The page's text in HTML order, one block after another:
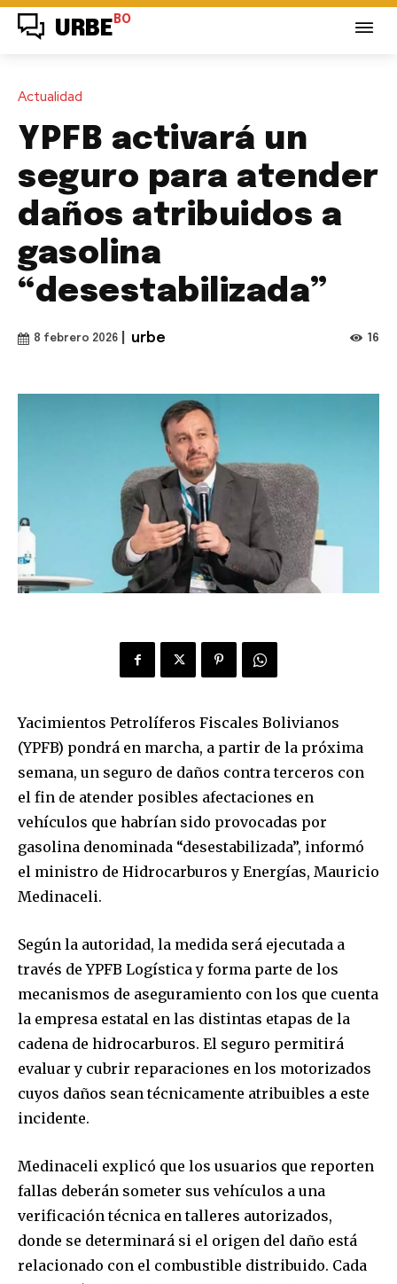
URBE BO
Actualidad
YPFB activará un
seguro para atender
daños atribuidos a
gasolina
“desestabilizada”
8 febrero 2026 urbe 16
Yacimientos Petrolíferos Fiscales Bolivianos
(YPFB) pondrá en marcha, a partir de la próxima
semana, un seguro de daños contra terceros con
el fin de atender posibles afectaciones en
vehículos que habrían sido provocadas por
gasolina denominada “desestabilizada”, informó
el ministro de Hidrocarburos y Energías, Mauricio
Medinaceli.
Según la autoridad, la medida será ejecutada a
través de YPFB Logística y forma parte de los
mecanismos de aseguramiento con los que cuenta
la empresa estatal en las distintas etapas de la
cadena de hidrocarburos. El seguro permitirá
evaluar y cubrir reparaciones en los motorizados
cuyos daños sean técnicamente atribuibles a este
incidente.
Medinaceli explicó que los usuarios que reporten
fallas deberán someter sus vehículos a una
verificación técnica en talleres autorizados,
donde se determinará si el origen del daño está
relacionado con el combustible distribuido. Cada